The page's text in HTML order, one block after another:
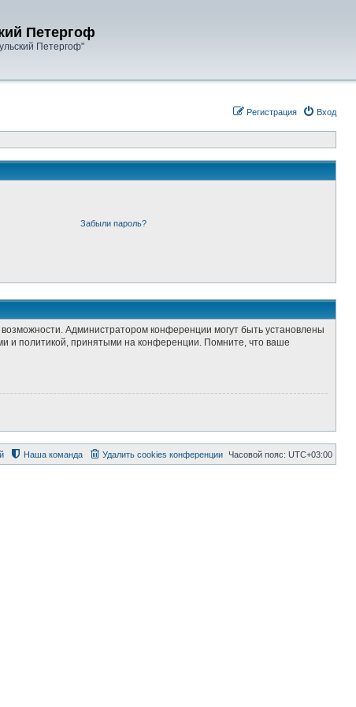
Петергоф
Петергоф"
Вход
Регистрация
Забыли пароль?
Администратором конференции могут быть установлены
и политикой, принятыми на конференции. Помните, что ваше
Часовой пояс: UTC+03:00
Удалить cookies конференции
Наша команда